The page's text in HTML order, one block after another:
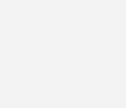
die vom zuständigen
es für die
eigenen
dies aber tun. Dann